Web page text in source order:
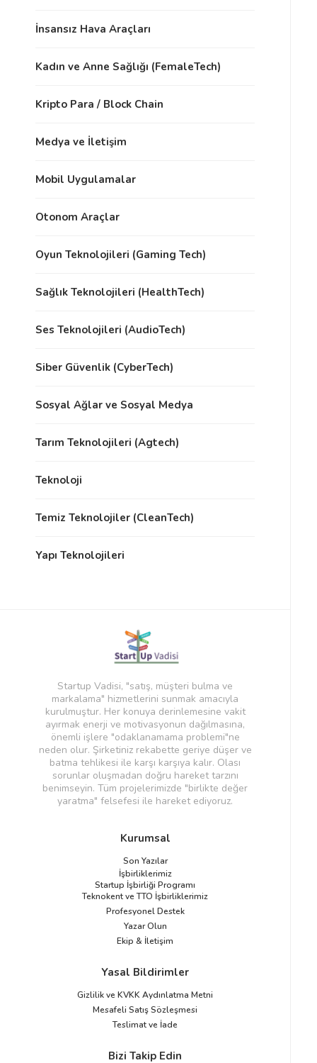
İnsansız Hava Araçları
Kadın ve Anne Sağlığı (FemaleTech)
Kripto Para / Block Chain
Medya ve İletişim
Mobil Uygulamalar
Otonom Araçlar
Oyun Teknolojileri (Gaming Tech)
Sağlık Teknolojileri (HealthTech)
Ses Teknolojileri (AudioTech)
Siber Güvenlik (CyberTech)
Sosyal Ağlar ve Sosyal Medya
Tarım Teknolojileri (Agtech)
Teknoloji
Temiz Teknolojiler (CleanTech)
Yapı Teknolojileri
Startup Vadisi, "satış, müşteri bulma ve
markalama" hizmetlerini sunmak amacıyla
kurulmuştur. Her konuya derinlemesine vakit
ayırmak enerji ve motivasyonun dağılmasına,
önemli işlere "odaklanamama problemi"ne
neden olur. Şirketiniz rekabette geriye düşer ve
batma tehlikesi ile karşı karşıya kalır. Olası
sorunlar oluşmadan doğru hareket tarzını
benimseyin. Tüm projelerimizde "birlikte değer
yaratma" felsefesi ile hareket ediyoruz.
Kurumsal
Son Yazılar
İşbirliklerimiz
Startup İşbirliği Programı
Teknokent ve TTO İşbirliklerimiz
Profesyonel Destek
Yazar Olun
Ekip & İletişim
Yasal Bildirimler
Gizlilik ve KVKK Aydınlatma Metni
Mesafeli Satış Sözleşmesi
Teslimat ve İade
Bizi Takip Edin